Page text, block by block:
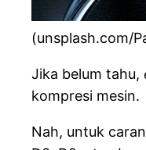
(unsplash.com/
Jika belum tahu,
kompresi mesin.
Nah, untuk